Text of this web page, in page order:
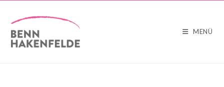
MENÜ